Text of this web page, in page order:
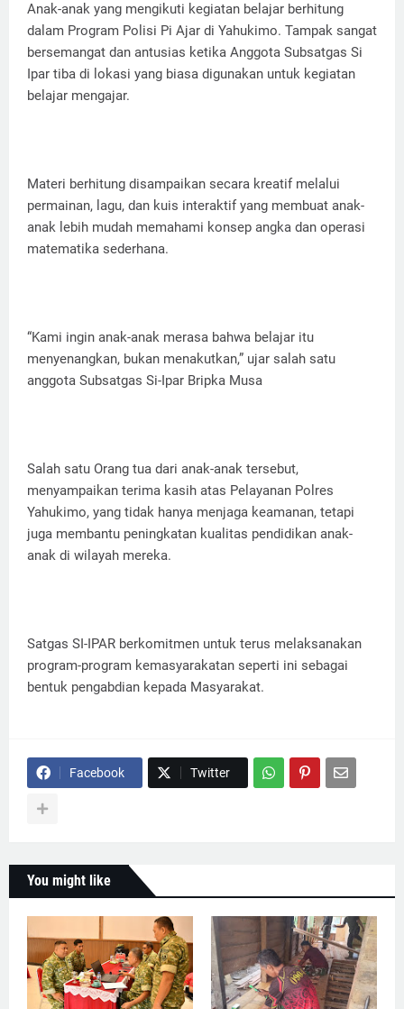
Anak-anak yang mengikuti kegiatan belajar berhitung
dalam Program Polisi Pi Ajar di Yahukimo. Tampak sangat
bersemangat dan antusias ketika Anggota Subsatgas Si
Ipar tiba di lokasi yang biasa digunakan untuk kegiatan
belajar mengajar.
Materi berhitung disampaikan secara kreatif melalui
permainan, lagu, dan kuis interaktif yang membuat anak-
anak lebih mudah memahami konsep angka dan operasi
matematika sederhana.
“Kami ingin anak-anak merasa bahwa belajar itu
menyenangkan, bukan menakutkan,” ujar salah satu
anggota Subsatgas Si-Ipar Bripka Musa
Salah satu Orang tua dari anak-anak tersebut,
menyampaikan terima kasih atas Pelayanan Polres
Yahukimo, yang tidak hanya menjaga keamanan, tetapi
juga membantu peningkatan kualitas pendidikan anak-
anak di wilayah mereka.
Satgas SI-IPAR berkomitmen untuk terus melaksanakan
program-program kemasyarakatan seperti ini sebagai
bentuk pengabdian kepada Masyarakat.
Facebook Twitter
You might like